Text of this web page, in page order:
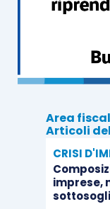
La prima
elementi
dellastart-up.
La
elementi che
Area
Articoli
CRISI
imprese,